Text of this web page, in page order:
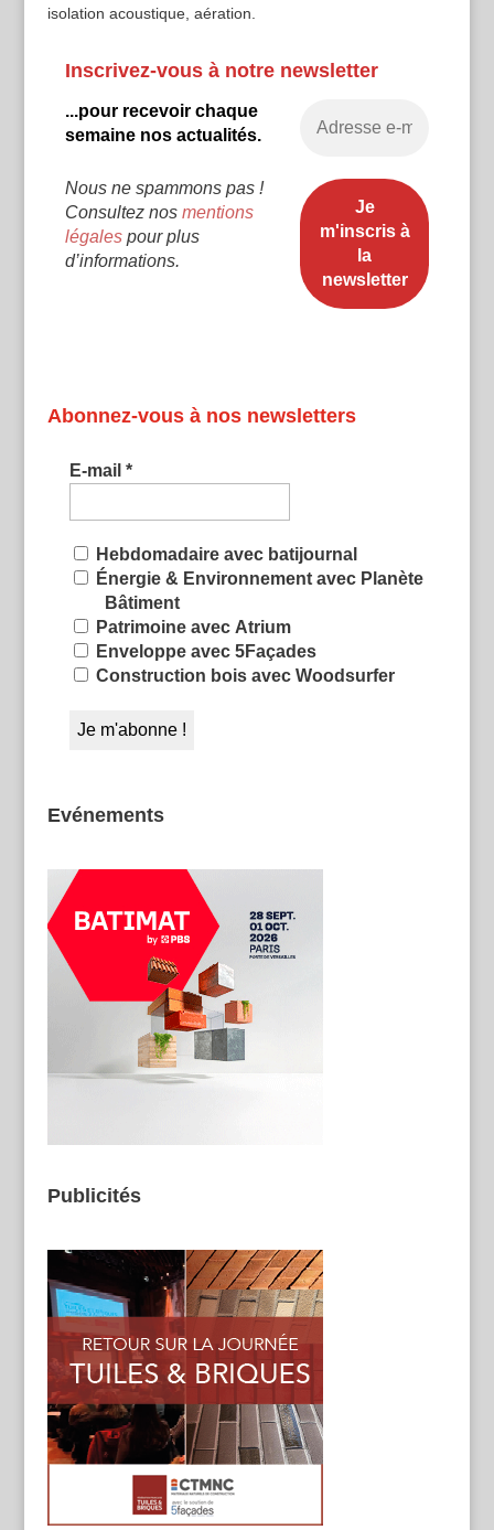
isolation acoustique, aération.
Inscrivez-vous à notre newsletter
...pour recevoir chaque
semaine nos actualités.
Nous ne spammons pas !
Consultez nos mentions
légalespour plus
d’informations.
Abonnez-vous à nos newsletters
E-mail *
Hebdomadaire avec batijournal
Énergie & Environnement avec Planète
Bâtiment
Patrimoine avec Atrium
Enveloppe avec 5Façades
Construction bois avec Woodsurfer
Evénements
Publicités